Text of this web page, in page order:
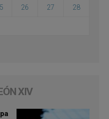
26 27 28
XIV